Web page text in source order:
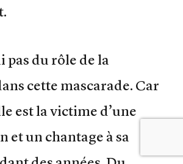
pas du rôle de la
cette mascarade. Car
est la victime d’une
et un chantage à sa